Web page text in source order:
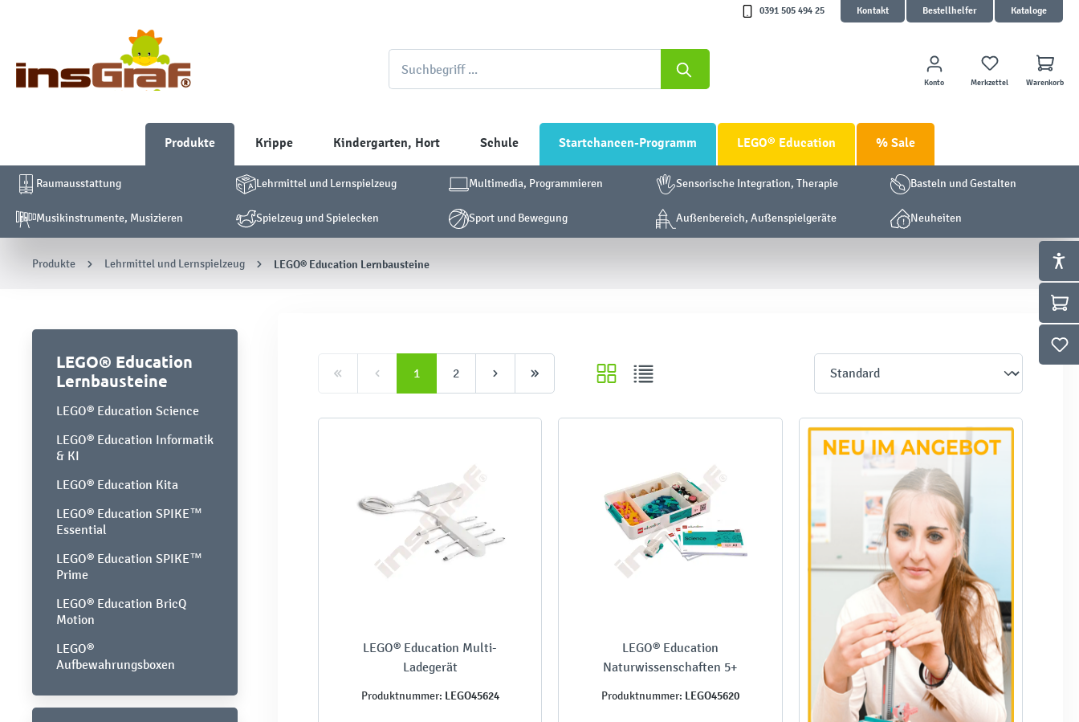
0391 505 494 25 Kontakt Bestellhelfer Kataloge
Konto Merkzettel Warenkorb
Produkte Krippe Kindergarten, Hort Schule Startchancen-Programm LEGO® Education % Sale
Raumausstattung Lehrmittel und Lernspielzeug Multimedia, Programmieren Sensorische Integration, Therapie Basteln und Gestalten
Musikinstrumente, Musizieren Spielzeug und Spielecken Sport und Bewegung Außenbereich, Außenspielgeräte Neuheiten
Produkte Lehrmittel und Lernspielzeug LEGO® Education Lernbausteine
LEGO® Education
Lernbausteine
LEGO® Education Science
LEGO® Education Informatik
& KI
LEGO® Education Kita
LEGO® Education SPIKE™
Essential
LEGO® Education SPIKE™
Prime
LEGO® Education BricQ
Motion
LEGO®
Aufbewahrungsboxen
1 2
LEGO® Education Multi-
Ladegerät
Produktnummer: LEGO45624
LEGO® Education
Naturwissenschaften 5+
Produktnummer: LEGO45620